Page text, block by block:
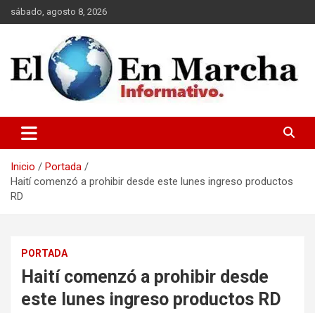
Saltar
al
sábado, agosto 8, 2026
elmundoenmarcha.net
Inicio
Portada
Haití comenzó a prohibir desde este lunes ingreso productos
RD
PORTADA
Haití comenzó a prohibir desde
este lunes ingreso productos RD